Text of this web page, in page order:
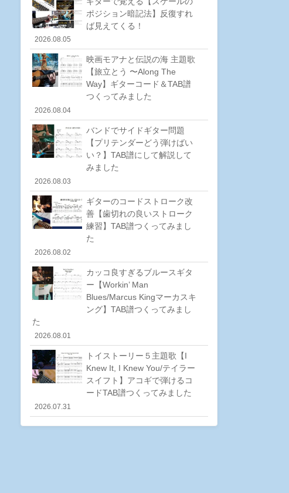
ポジション暗記法】反復すれ
ば見えてくる！
2026.08.05
映画モアナと伝説の海 主題歌
【旅立とう 〜Along The
Way】ギターコード＆TAB譜
つくってみました
2026.08.04
バンドでサイドギター問題
【プリテンダーどう弾けばい
い？】TAB譜にして解説して
みました
2026.08.03
ギターのコードストローク改
善【歯切れの良いストローク
練習】TAB譜つくってみまし
た
2026.08.02
カッコ良すぎるブルースギタ
ー【Workin’ Man
Blues/Marcus Kingマーカスキ
ング】TAB譜つくってみまし
た
2026.08.01
トイストーリー５主題歌【I
Knew It, I Knew You/テイラー
スイフト】アコギで弾けるコ
ードTAB譜つくってみました
2026.07.31